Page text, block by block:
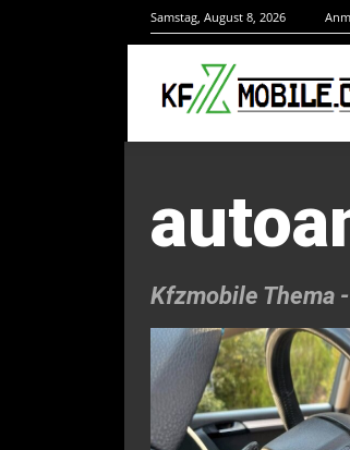
Samstag, August 8, 2026
Kfzmobile Thema -